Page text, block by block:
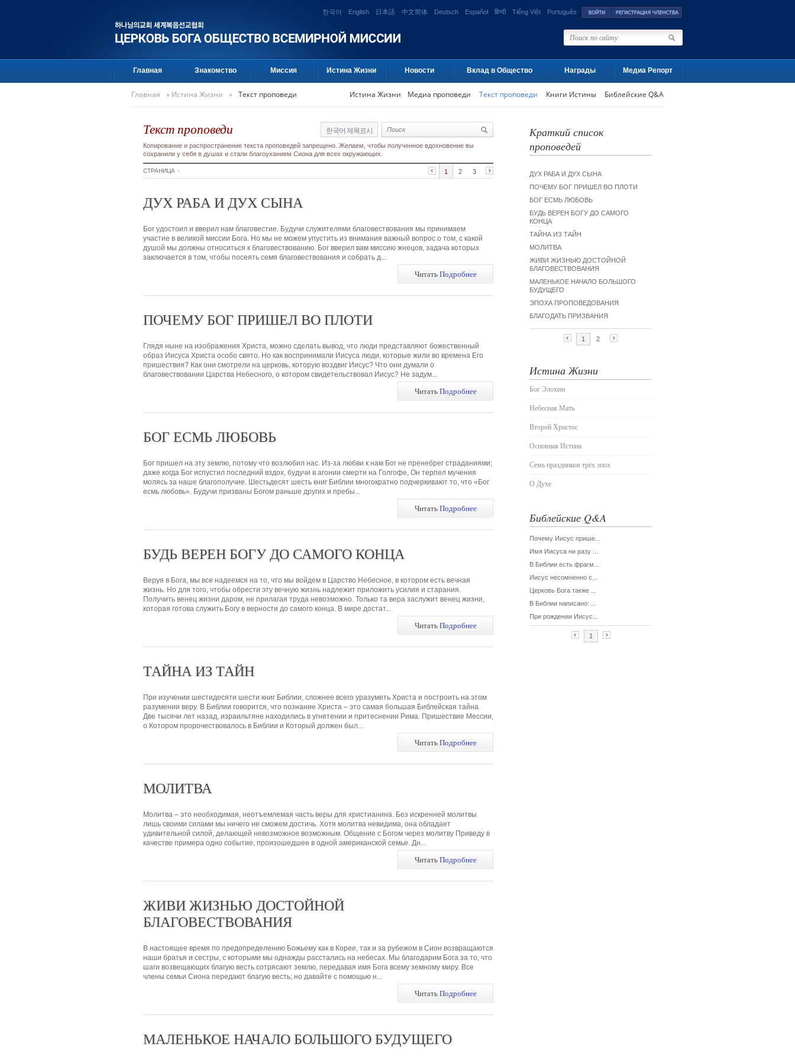
한국어 English 日本語 中文简体 Deutsch Español हिन्दी Tiếng Việt Português
Главная Знакомство Миссия Истина Жизни Новости Вклад в Общество Награды Медиа Репорт
Главная » Истина Жизни » Текст проповеди Истина Жизни Медиа проповеди Текст проповеди Книги Истины Библейские Q&A
Текст проповеди 한국어 제목표시
Копирование и распространение текста проповедей запрещено. Желаем, чтобы полученное вдохновение вы
сохранили у себя в душах и стали благоуханием Сиона для всех окружающих.
СТРАНИЦА » 1 2 3
ДУХ РАБА И ДУХ СЫНА
Бог удостоил и вверил нам благовестие. Будучи служителями благовествования мы принимаем
участие в великой миссии Бога. Но мы не можем упустить из внимания важный вопрос о том, с какой
душой мы должны относиться к благовествованию. Бог вверил вам миссию жнецов, задача которых
заключается в том, чтобы посеять семя благовествования и собрать д...
ЧитатьПодробнее
ПОЧЕМУ БОГ ПРИШЕЛ ВО ПЛОТИ
Глядя ныне на изображения Христа, можно сделать вывод, что люди представляют божественный
образ Иисуса Христа особо свято. Но как воспринимали Иисуса люди, которые жили во времена Его
пришествия? Как они смотрели на церковь, которую воздвиг Иисус? Что они думали о
благовествовании Царства Небесного, о котором свидетельствовал Иисус? Не задум...
ЧитатьПодробнее
БОГ ЕСМЬ ЛЮБОВЬ
Бог пришел на эту землю, потому что возлюбил нас. Из-за любви к нам Бог не пренебрег страданиями;
даже когда Бог испустил последний вздох, будучи в агонии смерти на Голгофе, Он терпел мучения
молясь за наше благополучие. Шестьдесят шесть книг Библии многократно подчеркивают то, что «Бог
есмь любовь». Будучи призваны Богом раньше других и пребы...
ЧитатьПодробнее
БУДЬ ВЕРЕН БОГУ ДО САМОГО КОНЦА
Веруя в Бога, мы все надеемся на то, что мы войдем в Царство Небесное, в котором есть вечная
жизнь. Но для того, чтобы обрести эту вечную жизнь надлежит приложить усилия и старания.
Получить венец жизни даром, не прилагая труда невозможно. Только та вера заслужит венец жизни,
которая готова служить Богу в верности до самого конца. В мире достат...
ЧитатьПодробнее
ТАЙНА ИЗ ТАЙН
При изучении шестидесяти шести книг Библии, сложнее всего уразуметь Христа и построить на этом
разумении веру. В Библии говорится, что познание Христа – это самая большая Библейская тайна.
Две тысячи лет назад, израильтяне находились в угнетении и притеснении Рима. Пришествие Мессии,
о Котором пророчествовалось в Библии и Который должен был...
ЧитатьПодробнее
МОЛИТВА
Молитва – это необходимая, неотъемлемая часть веры для христианина. Без искренней молитвы
лишь своими силами мы ничего не сможем достичь. Хотя молитва невидима, она обладает
удивительной силой, делающей невозможное возможным. Общение с Богом через молитву Приведу в
качестве примера одно событие, произошедшее в одной американской семье. Дн...
ЧитатьПодробнее
ЖИВИ ЖИЗНЬЮ ДОСТОЙНОЙ
БЛАГОВЕСТВОВАНИЯ
В настоящее время по предопределению Божьему как в Корее, так и за рубежом в Сион возвращаются
наши братья и сестры, с которыми мы однажды расстались на небесах. Мы благодарим Бога за то, что
шаги возвещающих благую весть сотрясают землю, передавая имя Бога всему земному миру. Все
члены семьи Сиона передают благую весть; но давайте с помощью н...
ЧитатьПодробнее
МАЛЕНЬКОЕ НАЧАЛО БОЛЬШОГО БУДУЩЕГО
Истина Жизни
Бог Элохим
Небесная Мать
Второй Христос
Основная Истина
Семь праздников трёх эпох
О Духе